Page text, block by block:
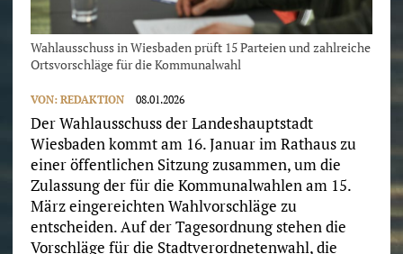
Wahlausschuss in Wiesbaden prüft 15 Parteien und zahlreiche
Ortsvorschläge für die Kommunalwahl
VON: REDAKTION 08.01.2026
Der Wahlausschuss der Landeshauptstadt
Wiesbaden kommt am 16. Januar im Rathaus zu
einer öffentlichen Sitzung zusammen, um die
Zulassung der für die Kommunalwahlen am 15.
März eingereichten Wahlvorschläge zu
entscheiden. Auf der Tagesordnung stehen die
Vorschläge für die Stadtverordnetenwahl, die